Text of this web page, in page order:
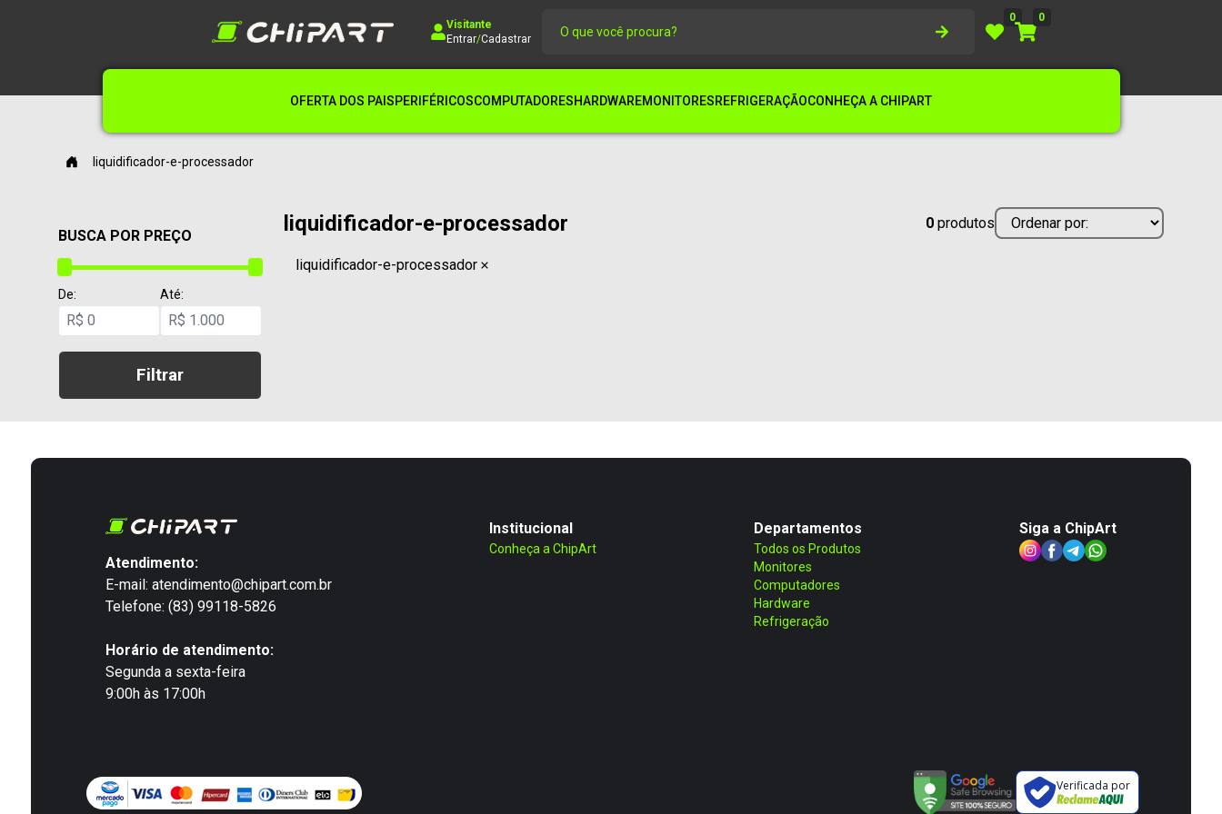
Visitante
Entrar/Cadastrar
0 0
OFERTA DOS PAISPERIFÉRICOSCOMPUTADORESHARDWAREMONITORESREFRIGERAÇÃOCONHEÇA A CHIPART
liquidificador-e-processador
BUSCA POR PREÇO
De:
R$
Até:
R$
Filtrar
liquidificador-e-processador 0 produtos
liquidificador-e-processador
Atendimento:
E-mail: atendimento@chipart.com.br
Telefone: (83) 99118-5826
Horário de atendimento:
Segunda a sexta-feira
9:00h às 17:00h
Institucional
Conheça a ChipArt
Departamentos
Todos os Produtos
Monitores
Computadores
Hardware
Refrigeração
Siga a ChipArt
Verificada por